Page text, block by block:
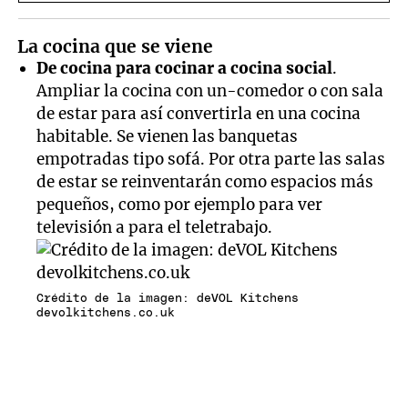
La cocina que se viene
De cocina para cocinar a cocina social.
Ampliar la cocina con un-comedor o con sala
de estar para así convertirla en una cocina
habitable. Se vienen las banquetas
empotradas tipo sofá. Por otra parte las salas
de estar se reinventarán como espacios más
pequeños, como por ejemplo para ver
televisión a para el teletrabajo.
Crédito de la imagen: deVOL Kitchens
devolkitchens.co.uk